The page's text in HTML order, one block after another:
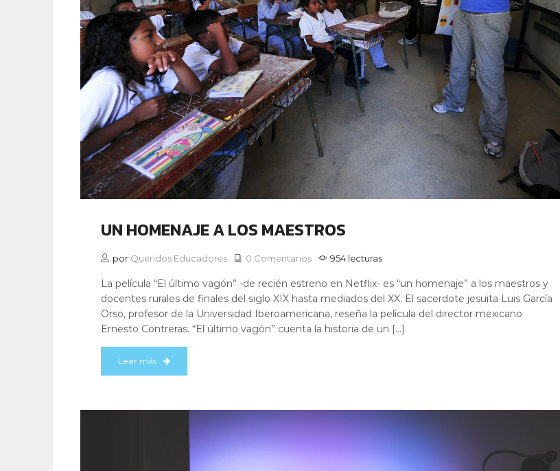
UN HOMENAJE A LOS MAESTROS
por Queridos Educadores 0 Comentarios 954 lecturas
La película “El último vagón” -de recién estreno en Netflix- es “un homenaje” a los maestros y
docentes rurales de finales del siglo XIX hasta mediados del XX. El sacerdote jesuita Luis García
Orso, profesor de la Universidad Iberoamericana, reseña la película del director mexicano
Ernesto Contreras. “El último vagón” cuenta la historia de un […]
Leer más